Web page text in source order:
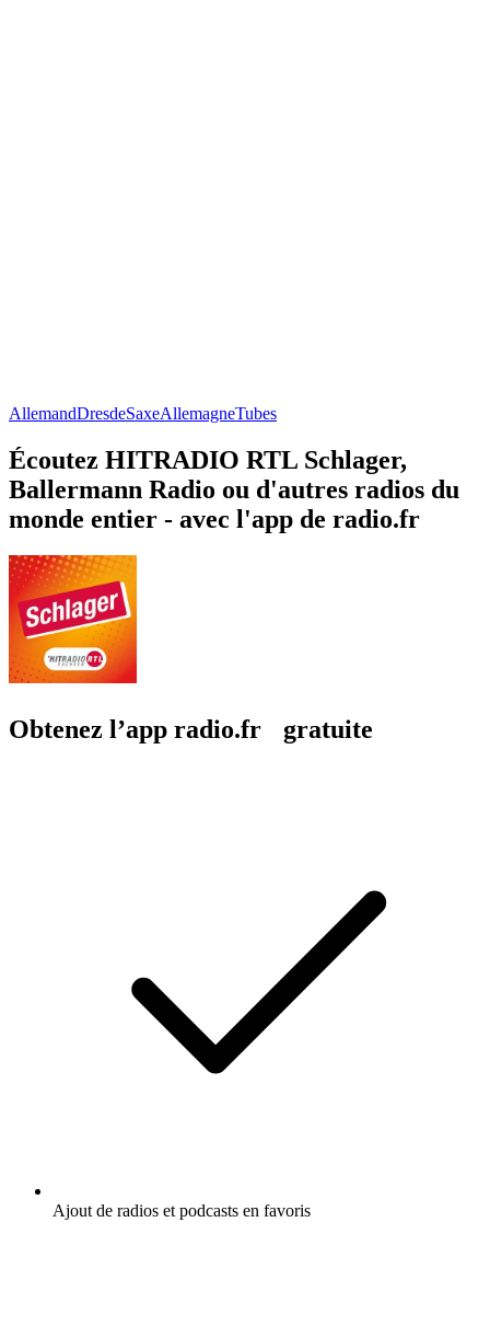
AllemandDresdeSaxeAllemagneTubes
Écoutez HITRADIO RTL Schlager,
Ballermann Radio ou d'autres radios du
monde entier - avec l'app de radio.fr
Obtenez l’app radio.fr gratuite
Ajout de radios et podcasts en favoris